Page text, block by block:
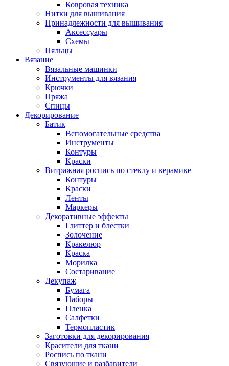
Ковровая техника
Нитки для вышивания
Принадлежности для вышивания
Аксессуары
Схемы
Пяльцы
Вязание
Вязальные машинки
Инструменты для вязания
Крючки
Пряжа
Спицы
Декорирование
Батик
Вспомогательные средства
Инструменты
Контуры
Краски
Витражная роспись по стеклу и керамике
Контуры
Краски
Ленты
Маркеры
Декоративные эффекты
Глиттер и блестки
Золочение
Кракелюр
Краска
Морилка
Состаривание
Декупаж
Бумага
Наборы
Пленка
Салфетки
Термопластик
Заготовки для декорирования
Красители для ткани
Роспись по ткани
Связующие и разбавители